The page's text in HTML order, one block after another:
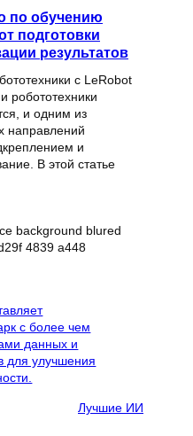
по обучению
подготовки
результатов
с LeRobot
робототехники
и одним из
направлений
и
В этой статье
Лучшие ИИ